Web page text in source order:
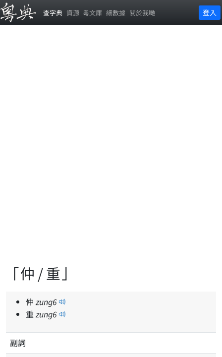
查字典 資源 粵文庫 細數據 關於我哋 登入
「仲 / 重」
仲 zung6
重 zung6
副詞